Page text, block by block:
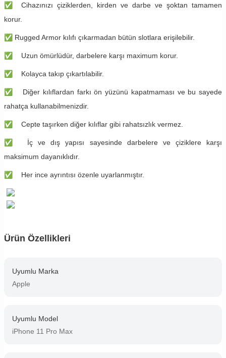
✅ Cihazınızı çiziklerden, kirden ve darbe ve şoktan tamamen
korur.
✅ Rugged Armor kılıfı çıkarmadan bütün slotlara erişilebilir.
✅ Uzun ömürlüdür, darbelere karşı maximum korur.
✅ Kolayca takıp çıkartılabilir.
✅ Diğer kılıflardan farkı ön yüzünü kapatmaması ve bu sayede
rahatça kullanabilmenizdir.
✅ Cepte taşırken diğer kılıflar gibi rahatsızlık vermez.
✅ İç ve dış yapısı sayesinde darbelere ve çiziklere karşı
maksimum dayanıklıdır.
✅ Her ince ayrıntısı özenle uyarlanmıştır.
Ürün Özellikleri
Uyumlu Marka
Apple
Uyumlu Model
iPhone 11 Pro Max